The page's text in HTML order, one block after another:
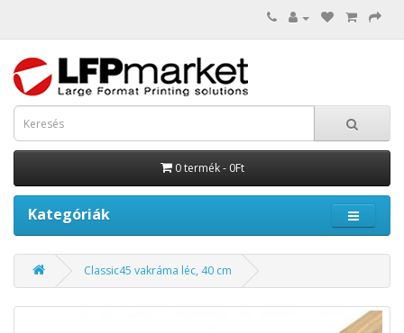
0 termék - 0Ft
Kategóriák
Classic45 vakráma léc, 40 cm